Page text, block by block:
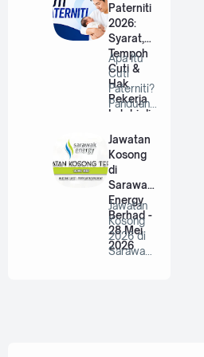
Paterniti
2026:
Syarat,
Tempoh
Cuti &
Hak
Pekerja
Lelaki di
Apa Itu
Cuti
Paterniti?
Panduan
Untuk
Bap…
Jawatan
Kosong
di
Sarawak
Energy
Berhad -
28 Mei
2026
Jawatan
Kosong
2026 di
Sarawak